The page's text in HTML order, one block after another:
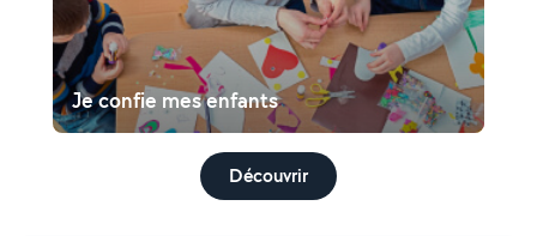
Je confie mes enfants
Découvrir